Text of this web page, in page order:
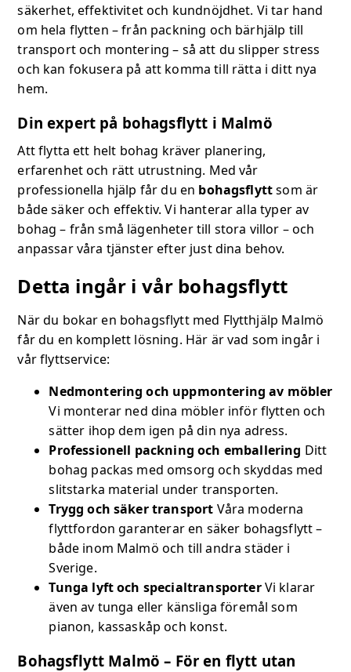
säkerhet, effektivitet och kundnöjdhet. Vi tar hand
om hela flytten – från packning och bärhjälp till
transport och montering – så att du slipper stress
och kan fokusera på att komma till rätta i ditt nya
hem.
Din expert på bohagsflytt i Malmö
Att flytta ett helt bohag kräver planering,
erfarenhet och rätt utrustning. Med vår
professionella hjälp får du en bohagsflyttsom är
både säker och effektiv. Vi hanterar alla typer av
bohag – från små lägenheter till stora villor – och
anpassar våra tjänster efter just dina behov.
Detta ingår i vår bohagsflytt
När du bokar en bohagsflytt med Flytthjälp Malmö
får du en komplett lösning. Här är vad som ingår i
vår flyttservice:
Nedmontering och uppmontering av möbler
Vi monterar ned dina möbler inför flytten och
sätter ihop dem igen på din nya adress.
Professionell packning och emballering Ditt
bohag packas med omsorg och skyddas med
slitstarka material under transporten.
Trygg och säker transport Våra moderna
flyttfordon garanterar en säker bohagsflytt –
både inom Malmö och till andra städer i
Sverige.
Tunga lyft och specialtransporterVi klarar
även av tunga eller känsliga föremål som
pianon, kassaskåp och konst.
Bohagsflytt Malmö – För en flytt utan